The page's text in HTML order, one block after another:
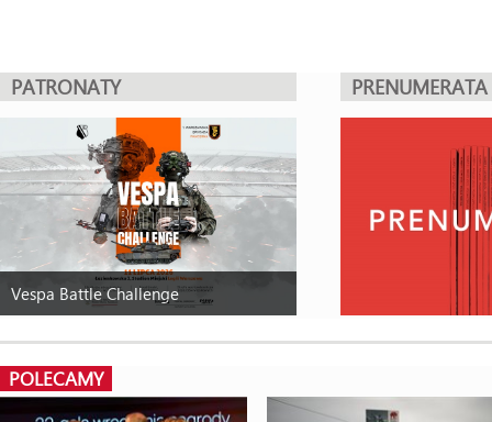
PATRONATY
Vespa Battle Challenge
PRENUMERATA
POLECAMY